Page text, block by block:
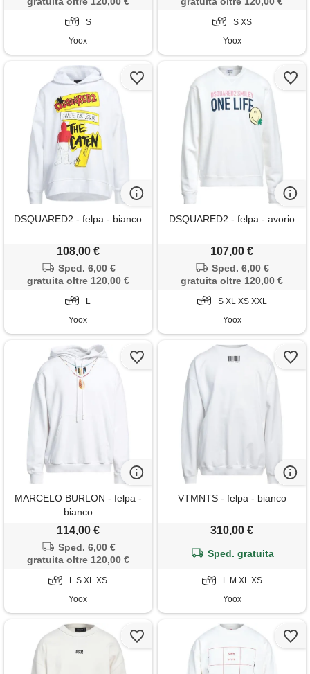
S
Yoox
S XS
Yoox
DSQUARED2 - felpa - bianco
108,00 €
Sped. 6,00 €
gratuita oltre 120,00 €
L
Yoox
DSQUARED2 - felpa - avorio
107,00 €
Sped. 6,00 €
gratuita oltre 120,00 €
S XL XS XXL
Yoox
MARCELO BURLON - felpa -
bianco
114,00 €
Sped. 6,00 €
gratuita oltre 120,00 €
L S XL XS
Yoox
VTMNTS - felpa - bianco
310,00 €
Sped. gratuita
L M XL XS
Yoox